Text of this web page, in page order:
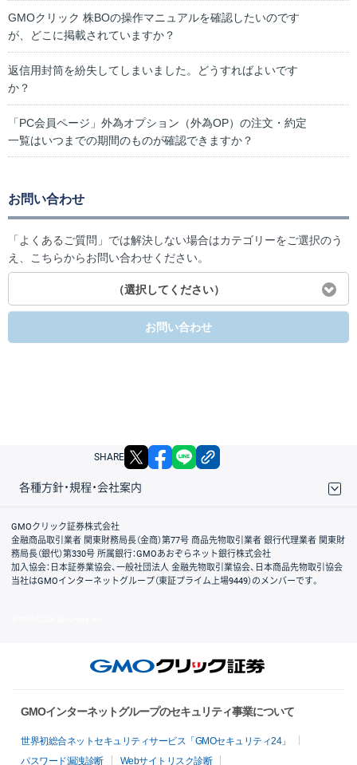
GMOクリック 株BOの操作マニュアルを確認したいのです
が、どこに掲載されていますか？
返信用封筒を紛失してしまいました。どうすればよいです
か？
「PC会員ページ」外為オプション（外為OP）の注文・約定
一覧はいつまでの期間のものが確認できますか？
お問い合わせ
「よくあるご質問」では解決しない場合はカテゴリーをご選択のう
え、こちらからお問い合わせください。
（選択してください）
お問い合わせ
SHARE X facebook
各種方針・規程・会社案内
取引規程・約款
サイトマップ
その他のご案内
個人情報保護方針
最良執行方針
サイトのご利用について
ディスクレイマー
信託保全
リスク説明
会社案内
GMOクリック証券株式会社
金融商品取引業者 関東財務局長（金商）第77号 商品先物取引業者 銀行代理業者 関東財
務局長（銀代）第330号 所属銀行：GMOあおぞらネット銀行株式会社
加入協会：日本証券業協会、一般社団法人 金融先物取引業協会、日本商品先物取引協会
当社はGMOインターネットグループ（東証プライム上場9449）のメンバーです。
GMOインターネットグループのセキュリティ事業について
世界初総合ネットセキュリティサービス「GMOセキュリティ24」
パスワード漏洩診断
Webサイトリスク診断